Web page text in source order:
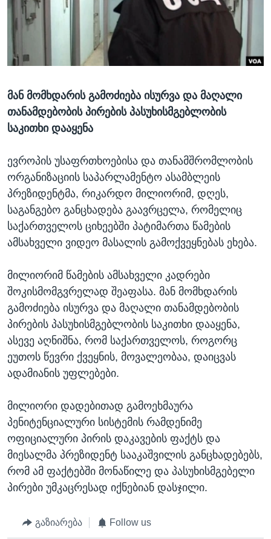
ᲡᲢᲣᲓᲘᲐ ᲕᲐᲨᲘᲜᲒᲢᲝᲜᲘ
ᲔᲙᲝᲜᲝᲛᲘᲙᲐ
ᲛᲔᲪᲜᲘᲔᲠᲔᲑᲐ
ᲙᲣᲚᲢᲣᲠᲐ
ᲒᲐᲚᲘᲚᲔᲝ
Learning English
ᲗᲕᲐᲚᲘ ᲒᲕᲐᲓᲔᲕᲜᲔᲗ
ენები
მან მომხდარის გამოძიება ისურვა და მაღალი
თანამდებობის პირების პასუხისმგებლობის
საკითხი დააყენა
ევროპის უსაფრთხოებისა და თანამშრომლობის
ორგანიზაციის საპარლამენტო ასამბლეის
პრეზიდენტმა, რიკარდო მილიორიმ, დღეს,
საგანგებო განცხადება გაავრცელა, რომელიც
საქართველოს ციხეებში პატიმართა წამების
ამსახველი ვიდეო მასალის გამოქვეყნებას ეხება.
მილიორიმ წამების ამსახველი კადრები
შოკისმომგვრელად შეაფასა. მან მომხდარის
გამოძიება ისურვა და მაღალი თანამდებობის
პირების პასუხისმგებლობის საკითხი დააყენა,
ასევე აღნიშნა, რომ საქართველოს, როგორც
ეუთოს წევრი ქვეყნის, მოვალეობაა, დაიცვას
ადამიანის უფლებები.
მილიორი დადებითად გამოეხმაურა
პენიტენციალური სისტემის რამდენიმე
ოფიციალური პირის დაკავების ფაქტს და
მიესალმა პრეზიდენტ სააკაშვილის განცხადებებს,
რომ ამ ფაქტებში მონაწილე და პასუხისმგებელი
პირები უმკაცრესად იქნებიან დასჯილი.
გაზიარება Follow us